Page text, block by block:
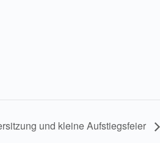
und kleine Aufstiegsfeier